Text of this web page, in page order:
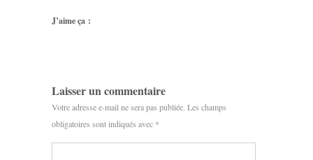
J’aime ça :
Laisser un commentaire
Votre adresse e-mail ne sera pas publiée. Les champs
obligatoires sont indiqués avec *